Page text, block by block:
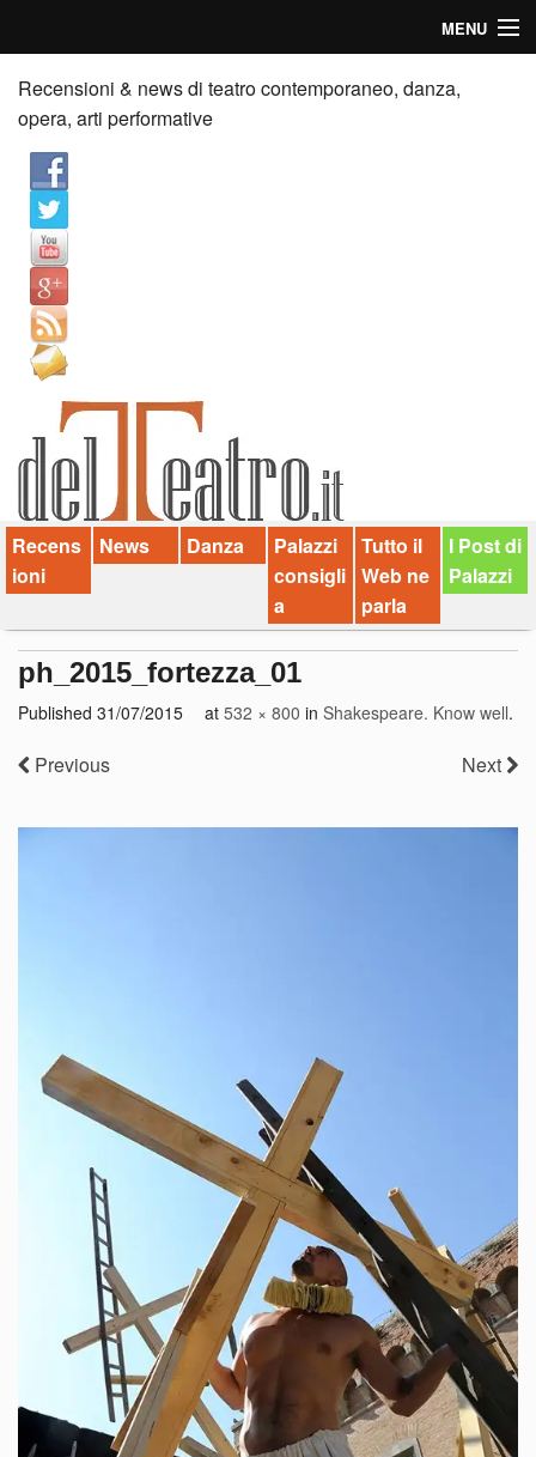
MENU
Home
Recensioni
Anticipazioni
News
Palazzi consiglia
Video
Chi siamo
Contatti
dT in English
Recensioni & news di teatro contemporaneo, danza,
opera, arti performative
Recens
ioni
News Danza
Palazzi
consigli
a
Tutto il
Web ne
parla
I Post di
Palazzi
ph_2015_fortezza_01
Published 31/07/2015 at 532 × 800 in Shakespeare. Know well.
Previous Next